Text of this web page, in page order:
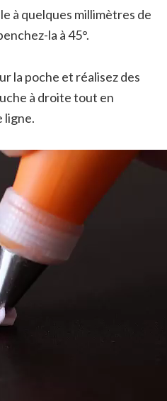
à quelques millimètres de
la à 45°.
la poche et réalisez des
à droite tout en
ligne.